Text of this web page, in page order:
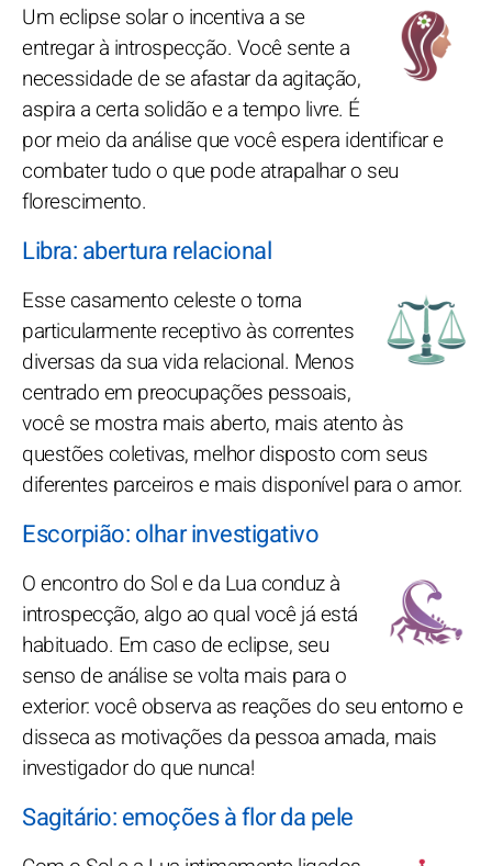
Um eclipse solar o incentiva a se
entregar à introspecção. Você sente a
necessidade de se afastar da agitação,
aspira a certa solidão e a tempo livre. É
por meio da análise que você espera identificar e
combater tudo o que pode atrapalhar o seu
florescimento.
Libra: abertura relacional
Esse casamento celeste o torna
particularmente receptivo às correntes
diversas da sua vida relacional. Menos
centrado em preocupações pessoais,
você se mostra mais aberto, mais atento às
questões coletivas, melhor disposto com seus
diferentes parceiros e mais disponível para o amor.
Escorpião: olhar investigativo
O encontro do Sol e da Lua conduz à
introspecção, algo ao qual você já está
habituado. Em caso de eclipse, seu
senso de análise se volta mais para o
exterior: você observa as reações do seu entorno e
disseca as motivações da pessoa amada, mais
investigador do que nunca!
Sagitário: emoções à flor da pele